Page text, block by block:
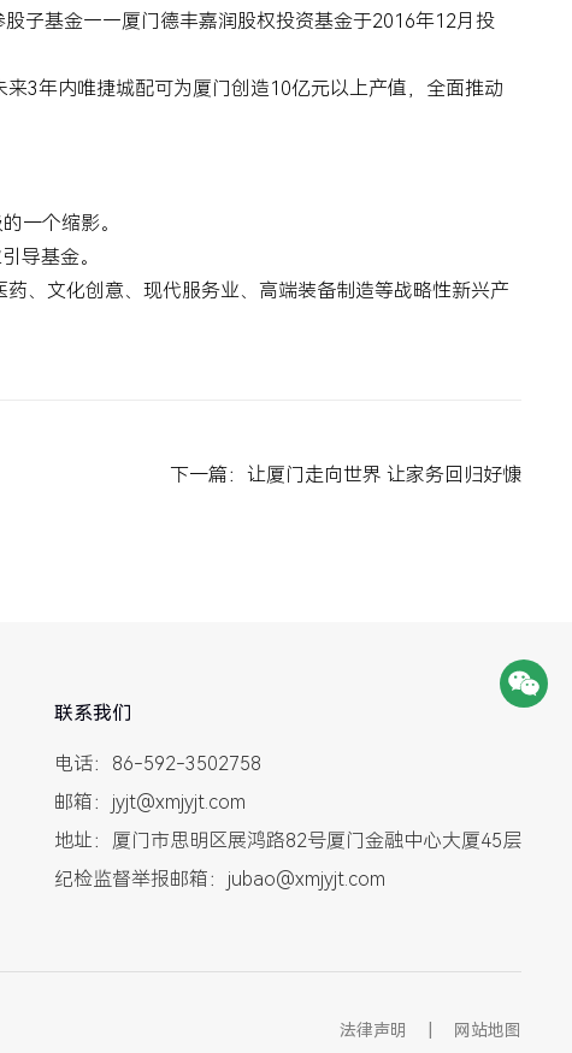
股子基金——厦门德丰嘉润股权投资基金于2016年12月投
来3年内唯捷城配可为厦门创造10亿元以上产值，全面推动
一个缩影。
导基金。
、文化创意、现代服务业、高端装备制造等战略性新兴产
下一篇：让厦门走向世界 让家务回归好慷
联系我们
电话：86-592-3502758
邮箱：jyjt@xmjyjt.com
地址：厦门市思明区展鸿路82号厦门金融中心大厦45层
纪检监督举报邮箱：jubao@xmjyjt.com
法律声明 网站地图